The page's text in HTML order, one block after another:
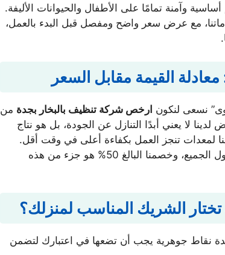
وآمنة تمامًا على الأطفال والحيوانات الأليفة.
مع عرض سعر واضح ومفصل قبل البدء بالعمل،
القيمة مقابل السعر
نسعى لنكون ارخص شركة تنظيف بالبخار بجدة من
لا يعني أبدًا التنازل عن الجودة، بل هو نتاج
لمعدات تنجز العمل بكفاءة أعلى في وقت أقل.
نحن نؤمن بأن النظافة الصحية يجب أن تكون في متناول الجميع، وخصمنا البالغ 50% هو جزء من هذه
الشريك المناسب لمنزلك؟
نقاط جوهرية يجب أن تضعها في اعتبارك لتضمن